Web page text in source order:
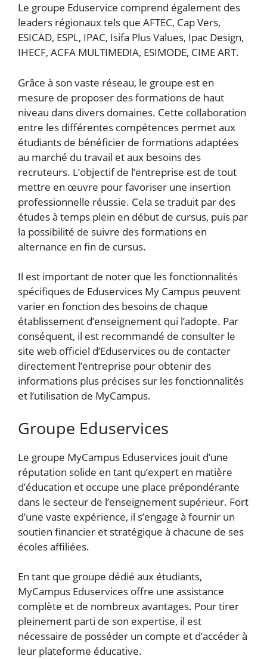
Le groupe Eduservice comprend également des
leaders régionaux tels que AFTEC, Cap Vers,
ESICAD, ESPL, IPAC, Isifa Plus Values, Ipac Design,
IHECF, ACFA MULTIMEDIA, ESIMODE, CIME ART.
Grâce à son vaste réseau, le groupe est en
mesure de proposer des formations de haut
niveau dans divers domaines. Cette collaboration
entre les différentes compétences permet aux
étudiants de bénéficier de formations adaptées
au marché du travail et aux besoins des
recruteurs. L’objectif de l’entreprise est de tout
mettre en œuvre pour favoriser une insertion
professionnelle réussie. Cela se traduit par des
études à temps plein en début de cursus, puis par
la possibilité de suivre des formations en
alternance en fin de cursus.
Il est important de noter que les fonctionnalités
spécifiques de Eduservices My Campus peuvent
varier en fonction des besoins de chaque
établissement d’enseignement qui l’adopte. Par
conséquent, il est recommandé de consulter le
site web officiel d’Eduservices ou de contacter
directement l’entreprise pour obtenir des
informations plus précises sur les fonctionnalités
et l’utilisation de MyCampus.
Groupe Eduservices
Le groupe MyCampus Eduservices jouit d’une
réputation solide en tant qu’expert en matière
d’éducation et occupe une place prépondérante
dans le secteur de l’enseignement supérieur. Fort
d’une vaste expérience, il s’engage à fournir un
soutien financier et stratégique à chacune de ses
écoles affiliées.
En tant que groupe dédié aux étudiants,
MyCampus Eduservices offre une assistance
complète et de nombreux avantages. Pour tirer
pleinement parti de son expertise, il est
nécessaire de posséder un compte et d’accéder à
leur plateforme éducative.